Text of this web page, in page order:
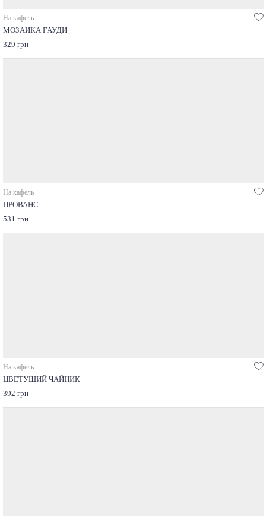
На кафель
МОЗАИКА ГАУДИ
329 грн
На кафель
ПРОВАНС
531 грн
На кафель
ЦВЕТУЩИЙ ЧАЙНИК
392 грн